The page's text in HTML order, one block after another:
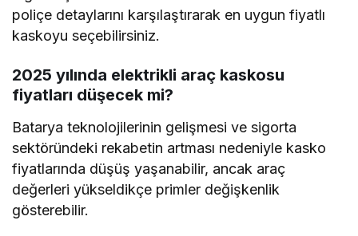
poliçe detaylarını karşılaştırarak en uygun fiyatlı
kaskoyu seçebilirsiniz.
2025 yılında elektrikli araç kaskosu
fiyatları düşecek mi?
Batarya teknolojilerinin gelişmesi ve sigorta
sektöründeki rekabetin artması nedeniyle kasko
fiyatlarında düşüş yaşanabilir, ancak araç
değerleri yükseldikçe primler değişkenlik
gösterebilir.